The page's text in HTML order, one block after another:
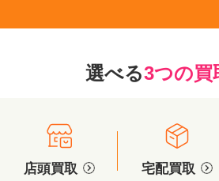
選べる3つの買
店頭買取 宅配買取